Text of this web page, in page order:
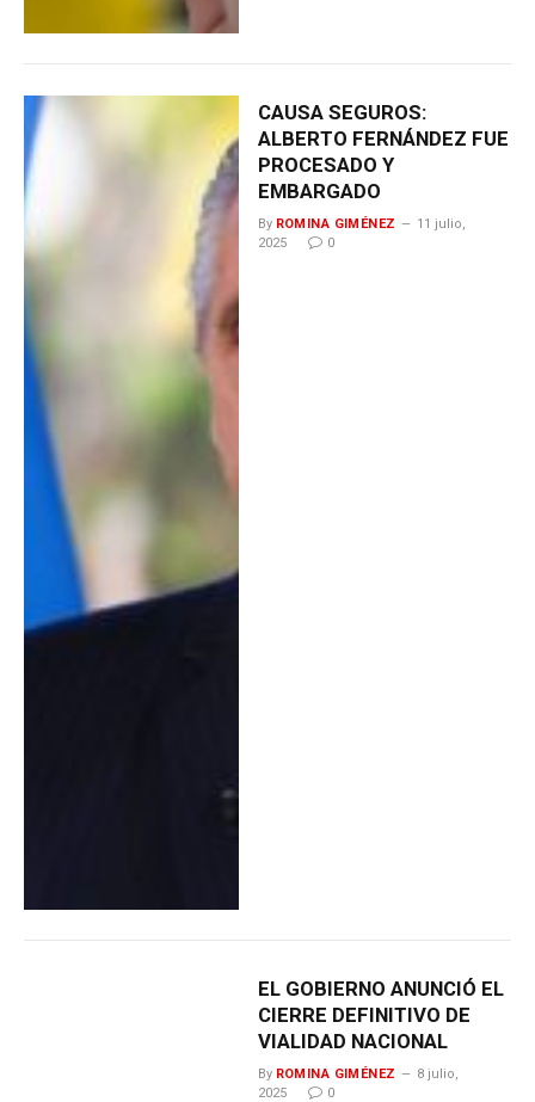
CAUSA SEGUROS:
ALBERTO FERNÁNDEZ FUE
PROCESADO Y
EMBARGADO
By ROMINA GIMÉNEZ
11 julio,
2025
0
EL GOBIERNO ANUNCIÓ EL
CIERRE DEFINITIVO DE
VIALIDAD NACIONAL
By ROMINA GIMÉNEZ
8 julio,
2025
0